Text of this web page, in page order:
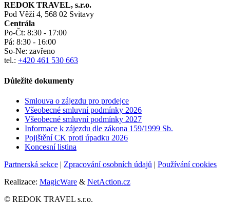
REDOK TRAVEL, s.r.o.
Pod Věží 4, 568 02 Svitavy
Centrála
Po-Čt: 8:30 - 17:00
Pá: 8:30 - 16:00
So-Ne: zavřeno
tel.: +420 461 530 663
Důležité dokumenty
Smlouva o zájezdu pro prodejce
Všeobecné smluvní podmínky 2026
Všeobecné smluvní podmínky 2027
Informace k zájezdu dle zákona 159/1999 Sb.
Pojištění CK proti úpadku 2026
Koncesní listina
Partnerská sekce | Zpracování osobních údajů | Používání cookies
Realizace: MagicWare & NetAction.cz
© REDOK TRAVEL s.r.o.